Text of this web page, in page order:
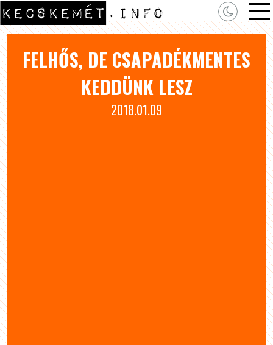
FELHŐS, DE CSAPADÉKMENTES
KEDDÜNK LESZ
2018.01.09